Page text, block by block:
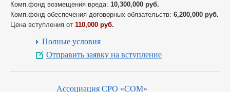
Комп.фонд возмещения вреда: 10,300,000 руб.
Комп.фонд обеспечения договорных обязательств: 6,200,000 руб.
Цена вступления от 110,000 руб.
Полные условия
Отправить заявку на вступление
Ассоциация СРО «СОМ»